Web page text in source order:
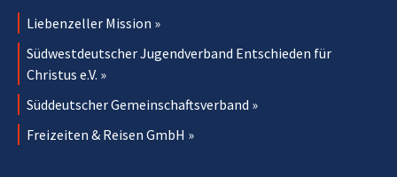
Liebenzeller Mission »
Südwestdeutscher Jugendverband Entschieden für
Christus e.V. »
Süddeutscher Gemeinschaftsverband »
Freizeiten & Reisen GmbH »